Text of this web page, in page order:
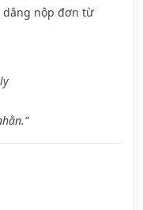
dâng nộp đơn từ